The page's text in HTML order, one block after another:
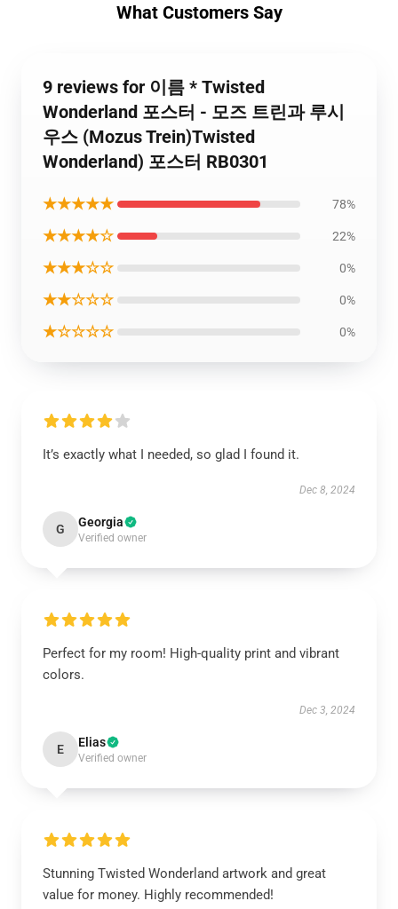
What Customers Say
9 reviews for 이름 * Twisted
Wonderland 포스터 - 모즈 트린과 루시
우스 (Mozus Trein)Twisted
Wonderland) 포스터 RB0301
★★★★★ 78%
★★★★☆ 22%
★★★☆☆ 0%
★★☆☆☆ 0%
★☆☆☆☆ 0%
It’s exactly what I needed, so glad I found it.
Dec 8, 2024
G Georgia
Verified owner
Perfect for my room! High-quality print and vibrant
colors.
Dec 3, 2024
E Elias
Verified owner
Stunning Twisted Wonderland artwork and great
value for money. Highly recommended!